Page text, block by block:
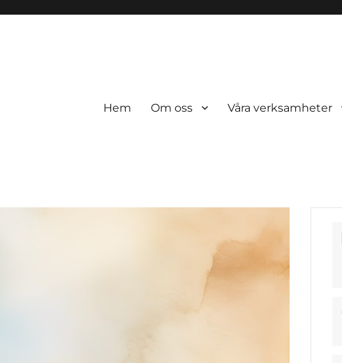
Hem Om oss Våra verksamheter